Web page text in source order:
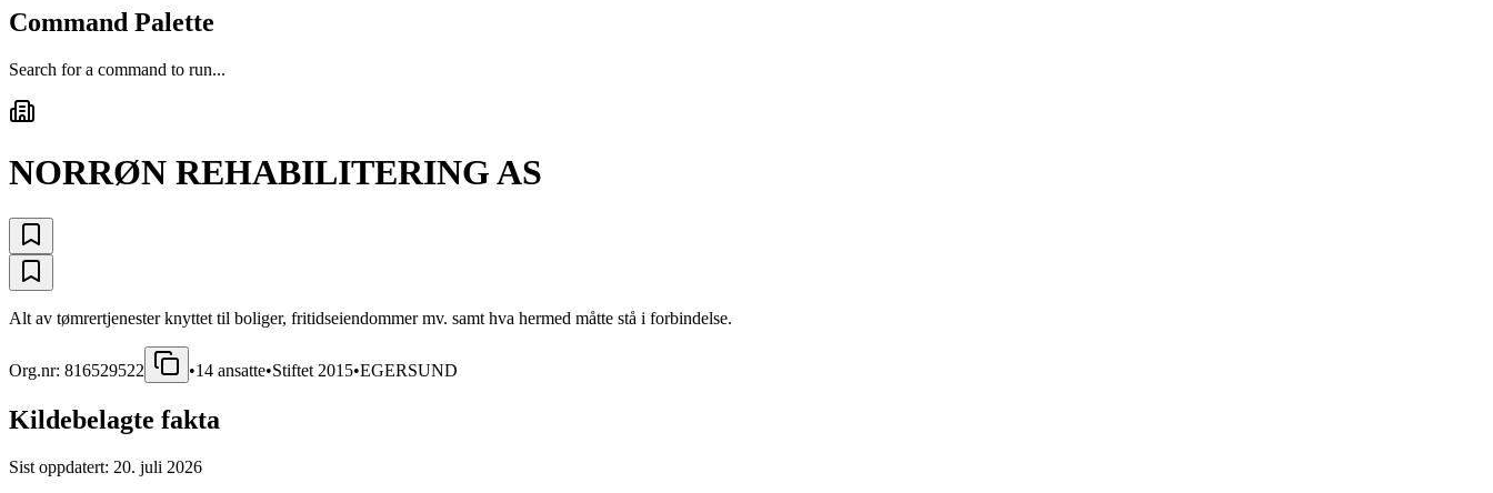
Command Palette
Search for a command to run...
NORRØN REHABILITERING AS
Alt av tømrertjenester knyttet til boliger, fritidseiendommer mv. samt hva hermed måtte stå i forbindelse.
Org.nr: 816529522 •14 ansatte•Stiftet 2015•EGERSUND
Kildebelagte fakta
Sist oppdatert: 20. juli 2026